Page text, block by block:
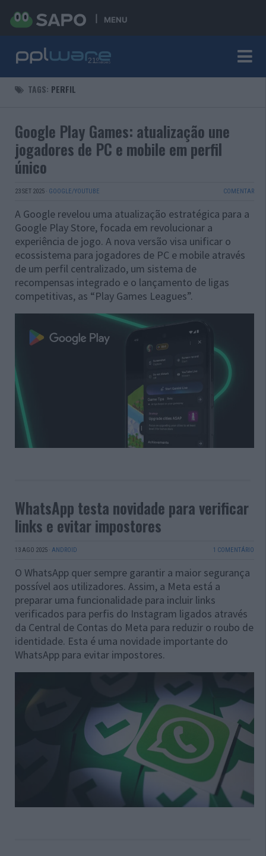
MENU
TAGS: PERFIL
Google Play Games: atualização une
jogadores de PC e mobile em perfil
único
23 SET 2025 · GOOGLE/YOUTUBE COMENTAR
A Google revelou uma atualização estratégica para a
Google Play Store, focada em revolucionar a
experiência de jogo. A nova versão visa unificar o
ecossistema para jogadores de PC e mobile através
de um perfil centralizado, um sistema de
recompensas integrado e o lançamento de ligas
competitivas, as “Play Games Leagues”.
WhatsApp testa novidade para verificar
links e evitar impostores
13 AGO 2025 · ANDROID 1 COMENTÁRIO
O WhatsApp quer sempre garantir a maior segurança
possível aos utilizadores. Assim, a Meta está a
preparar uma funcionalidade para incluir links
verificados para perfis do Instagram ligados através
da Central de Contas do Meta para reduzir o roubo de
identidade. Esta é uma novidade importante do
WhatsApp para evitar impostores.